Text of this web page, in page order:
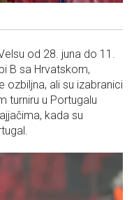
od 28. juna do 11.
B sa Hrvatskom,
ozbiljna, ali su izabranici
turniru u Portugalu
kada su